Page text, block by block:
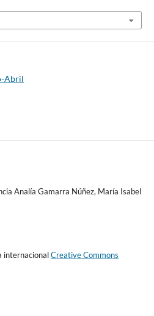
Abril
Analía Gamarra Núñez, María Isabel
internacionalCreative Commons